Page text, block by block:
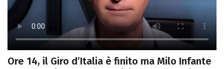
Ore 14, il Giro d’Italia è finito ma Milo Infante